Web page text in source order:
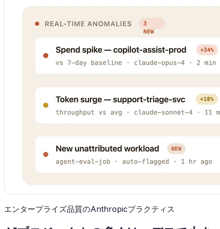
エンタープライズ品質のAnthropicプラクティス